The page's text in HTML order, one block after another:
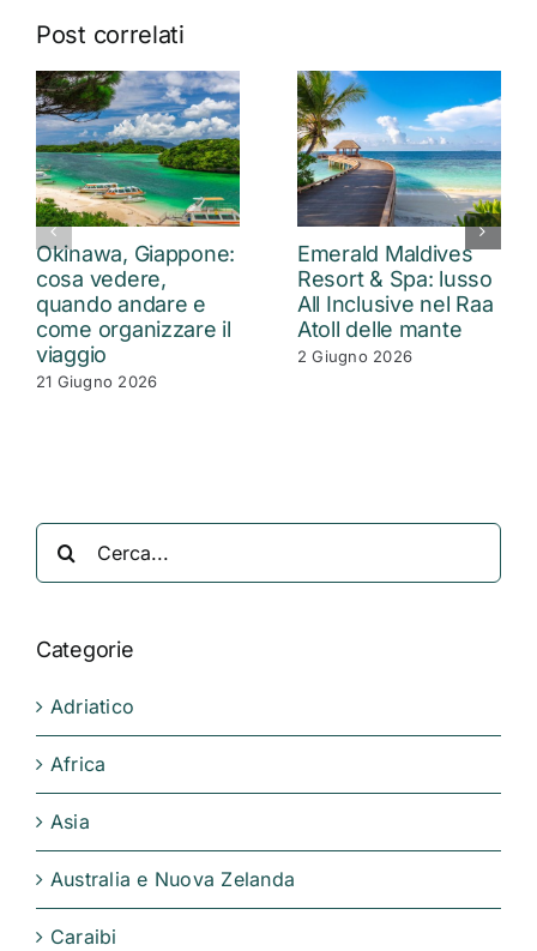
Post correlati
Okinawa, Giappone:
cosa vedere,
quando andare e
come organizzare il
viaggio
21 Giugno 2026
Emerald Maldives
Resort & Spa: lusso
All Inclusive nel Raa
Atoll delle mante
2 Giugno 2026
Cerca
per:
Categorie
Adriatico
Africa
Asia
Australia e Nuova Zelanda
Caraibi